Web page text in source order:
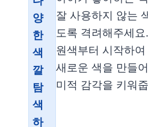
양
한
색
깔
탐
색
하
잘 사용하지 않는
도록 격려해주세
원색부터 시작하
새로운 색을 만들
미적 감각을 키워